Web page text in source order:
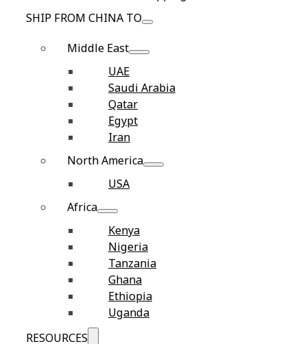
SHIP FROM CHINA TO
Middle East
UAE
Saudi Arabia
Qatar
Egypt
Iran
North America
USA
Africa
Kenya
Nigeria
Tanzania
Ghana
Ethiopia
Uganda
RESOURCES